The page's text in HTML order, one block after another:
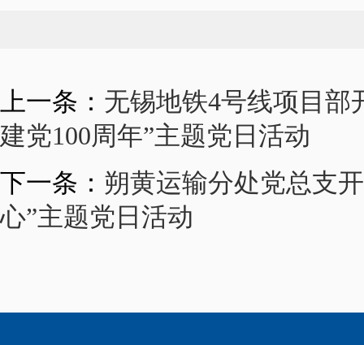
上一条： 无锡地铁4号线项目部
建党100周年”主题党日活动
下一条： 朔黄运输分处党总支
心”主题党日活动